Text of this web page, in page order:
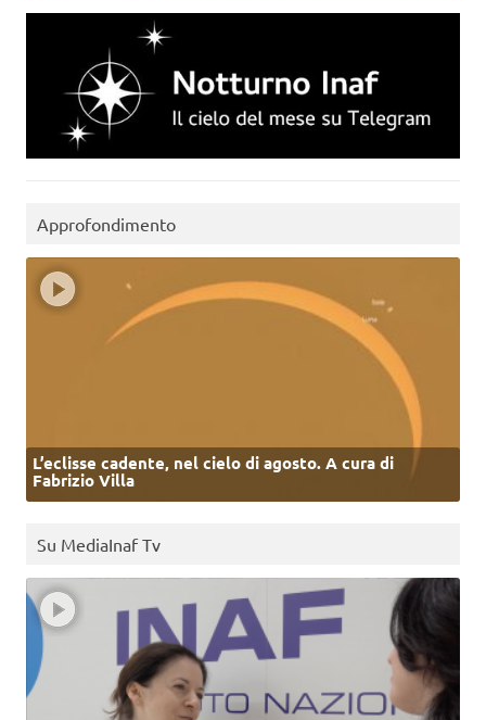
Approfondimento
L’eclisse cadente, nel cielo di agosto. A cura di
Fabrizio Villa
Su MediaInaf Tv